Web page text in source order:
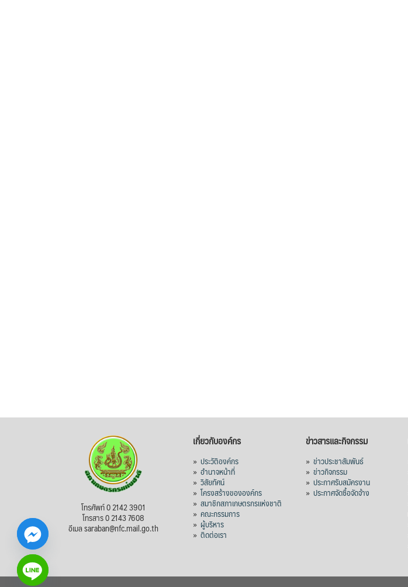
โทรศัพท์ 0 2142 3901
โทรสาร 0 2143 7608
อีเมล saraban@nfc.mail.go.th
เกี่ยวกับองค์กร
»ประวัติองค์กร
»อำนาจหน้าที่
»วิสัยทัศน์
»โครงสร้างขององค์กร
»สมาชิกสภาเกษตรกรแห่งชาติ
»คณะกรรมการ
» ผู้บริหาร
»ติดต่อเรา
ข่าวสารและกิจกรรม
»ข่าวประชาสัมพันธ์
»ข่าวกิจกรรม
»ประกาศรับสมัครงาน
»ประกาศจัดซื้อจัดจ้าง